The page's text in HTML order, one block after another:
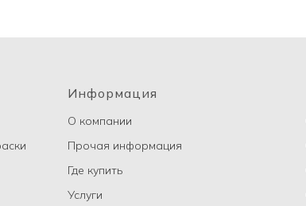
Информация
О компании
Прочая информация
Где купить
Услуги